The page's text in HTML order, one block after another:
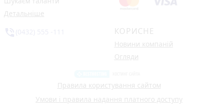
Детальніше
КОРИСНЕ
Новини компаній
Огляди
Правила користування сайтом
Умови і правила надання платного доступу